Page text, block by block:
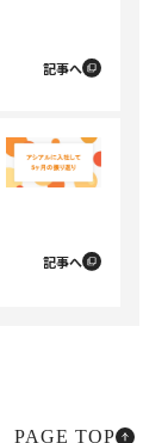
記事へ
記事へ
PAGE TOP